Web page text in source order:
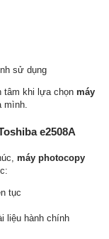
sử dụng
tâm khi lựa chọn máy
mình.
e2508A
máy photocopy
tục
liệu hành chính